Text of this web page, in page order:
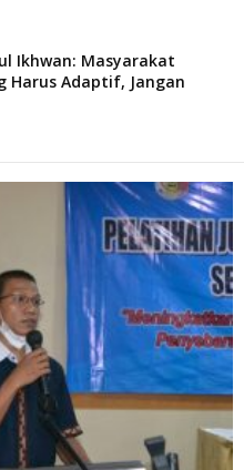
Ikhwan: Masyarakat
Harus Adaptif, Jangan